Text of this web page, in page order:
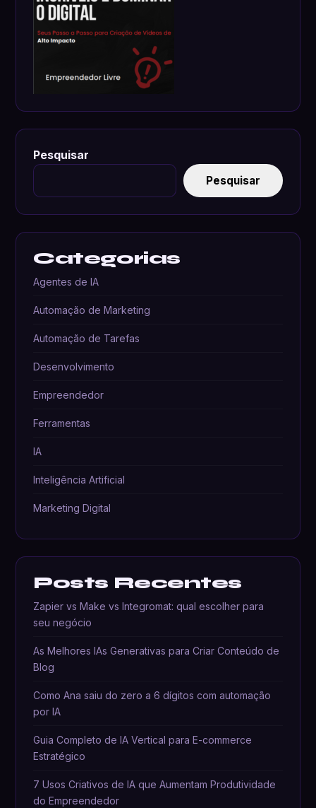
Pesquisar
Pesquisar
Categorias
Agentes de IA
Automação de Marketing
Automação de Tarefas
Desenvolvimento
Empreendedor
Ferramentas
IA
Inteligência Artificial
Marketing Digital
Posts Recentes
Zapier vs Make vs Integromat: qual escolher para
seu negócio
As Melhores IAs Generativas para Criar Conteúdo de
Blog
Como Ana saiu do zero a 6 dígitos com automação
por IA
Guia Completo de IA Vertical para E-commerce
Estratégico
7 Usos Criativos de IA que Aumentam Produtividade
do Empreendedor